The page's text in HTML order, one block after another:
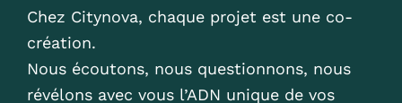
Chez Citynova, chaque projet est une co-
création.
Nous écoutons, nous questionnons, nous
révélons avec vous l’ADN unique de vos